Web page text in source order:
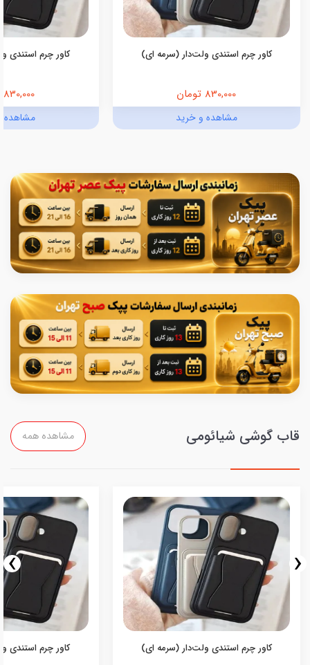
کاور چرم استندی ولت‌دار (سرمه ای)
830,000 تومان
مشاهده و خرید
کاور چرم استندی
830,000 تومان
مشاهده
قاب گوشی شیائومی مشاهده همه
کاور چرم استندی ولت‌دار (سرمه ای) کاور چرم استندی
‹
›